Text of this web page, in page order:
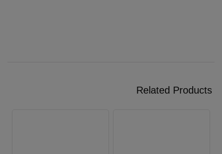
Related Products